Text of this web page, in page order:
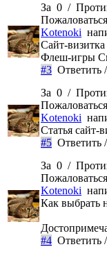
За 0 /
Пожаловаться
Kotenoki
Сайт-
Флеш-игры
#3 Ответить /
За 0 /
Пожаловаться
Kotenoki
Статья сайт-
#5 Ответить /
За 0 /
Пожаловаться
Kotenoki
Как выбрать
#4 Ответить /